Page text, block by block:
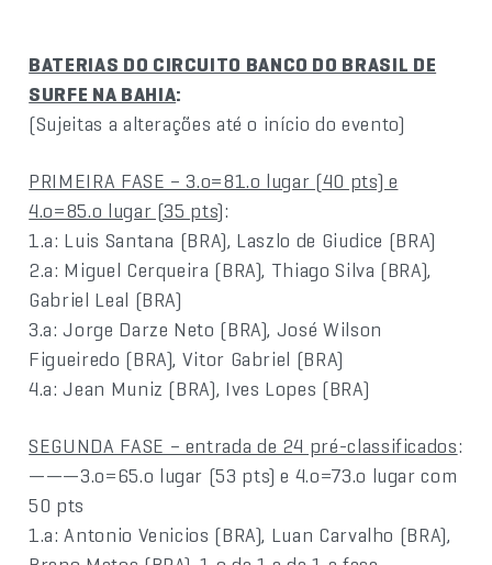
BATERIAS DO CIRCUITO BANCO DO BRASIL DE
SURFE NA BAHIA:
(Sujeitas a alterações até o início do evento)
PRIMEIRA FASE – 3.o=81.o lugar (40 pts) e
4.o=85.o lugar (35 pts):
1.a: Luis Santana (BRA), Laszlo de Giudice (BRA)
2.a: Miguel Cerqueira (BRA), Thiago Silva (BRA),
Gabriel Leal (BRA)
3.a: Jorge Darze Neto (BRA), José Wilson
Figueiredo (BRA), Vitor Gabriel (BRA)
4.a: Jean Muniz (BRA), Ives Lopes (BRA)
SEGUNDA FASE – entrada de 24 pré-classificados:
———3.o=65.o lugar (53 pts) e 4.o=73.o lugar com
50 pts
1.a: Antonio Venicios (BRA), Luan Carvalho (BRA),